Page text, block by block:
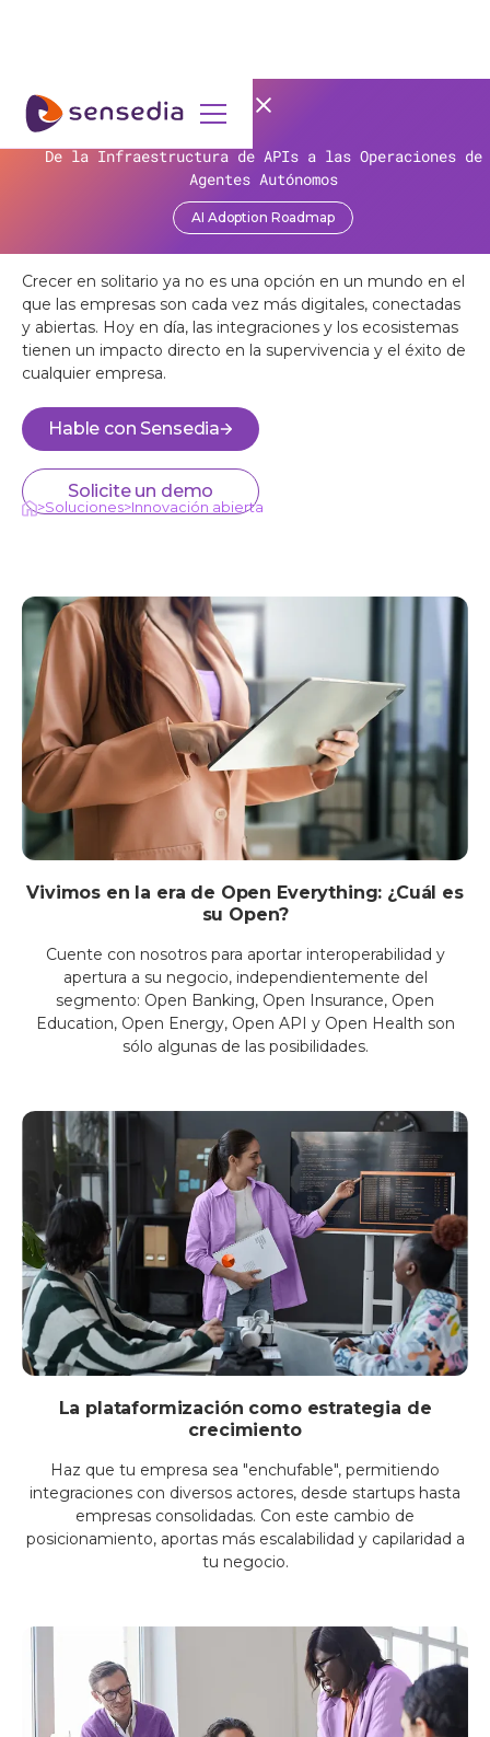
La eficiencia no paga las cuentas: la paradoja de la
en las organizaciones!
Obtener contenido
De la Infraestructura de APIs a las Operaciones de
Agentes Autónomos
AI Adoption Roadmap
INNOVACIÓN ABIERTA
Aproveche todo el potencial de
las estrategias abiertas y de
Crecer en solitario ya no es una opción en un mundo en el
que las empresas son cada vez más digitales, conectadas
y abiertas. Hoy en día, las integraciones y los ecosistemas
tienen un impacto directo en la supervivencia y el éxito de
cualquier empresa.
Hable con Sensedia
Solicite un demo
>Soluciones>Innovación abierta
Vivimos en la era de Open Everything: ¿Cuál es
su Open?
Cuente con nosotros para aportar interoperabilidad y
apertura a su negocio, independientemente del
segmento: Open Banking, Open Insurance, Open
Education, Open Energy, Open API y Open Health son
sólo algunas de las posibilidades.
La plataformización como estrategia de
crecimiento
Haz que tu empresa sea "enchufable", permitiendo
integraciones con diversos actores, desde startups hasta
empresas consolidadas. Con este cambio de
posicionamiento, aportas más escalabilidad y capilaridad a
tu negocio.